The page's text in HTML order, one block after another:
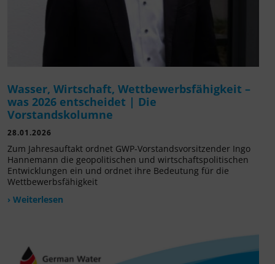
Wasser, Wirtschaft, Wettbewerbsfähigkeit –
was 2026 entscheidet | Die
Vorstandskolumne
28.01.2026
Zum Jahresauftakt ordnet GWP-Vorstandsvorsitzender Ingo
Hannemann die geopolitischen und wirtschaftspolitischen
Entwicklungen ein und ordnet ihre Bedeutung für die
Wettbewerbsfähigkeit
› Weiterlesen